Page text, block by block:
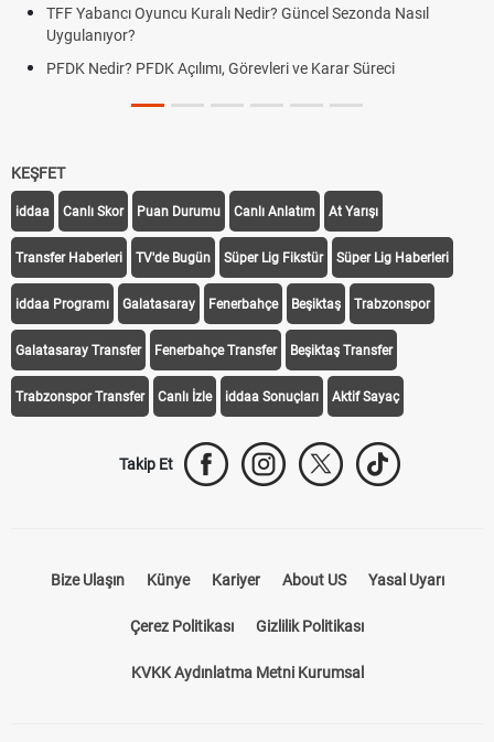
TFF Yabancı Oyuncu Kuralı Nedir? Güncel Sezonda Nasıl
Uygulanıyor?
PFDK Nedir? PFDK Açılımı, Görevleri ve Karar Süreci
KEŞFET
iddaa Canlı Skor Puan Durumu Canlı Anlatım At Yarışı
Transfer Haberleri TV'de Bugün Süper Lig Fikstür Süper Lig Haberleri
iddaa Programı Galatasaray Fenerbahçe Beşiktaş Trabzonspor
Galatasaray Transfer Fenerbahçe Transfer Beşiktaş Transfer
Trabzonspor Transfer Canlı İzle iddaa Sonuçları Aktif Sayaç
Takip Et
Bize Ulaşın Künye Kariyer About US Yasal Uyarı
Çerez Politikası Gizlilik Politikası
KVKK Aydınlatma Metni Kurumsal